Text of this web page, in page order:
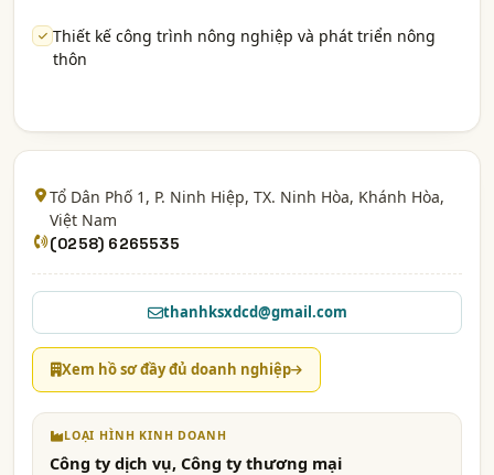
Thiết kế công trình nông nghiệp và phát triển nông
thôn
Tổ Dân Phố 1, P. Ninh Hiệp, TX. Ninh Hòa, Khánh Hòa,
Việt Nam
(0258) 6265535
thanhksxdcd@gmail.com
Xem hồ sơ đầy đủ doanh nghiệp
LOẠI HÌNH KINH DOANH
Công ty dịch vụ, Công ty thương mại